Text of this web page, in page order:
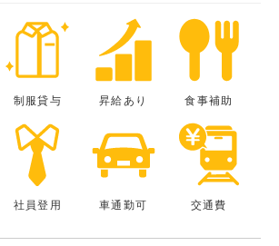
制服貸与 昇給あり 食事補助
社員登用 車通勤可 交通費